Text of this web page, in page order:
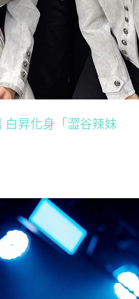
白昇化身「澀谷辣妹